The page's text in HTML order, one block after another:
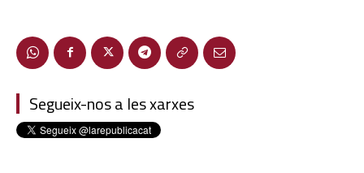
Segueix-nos a les xarxes